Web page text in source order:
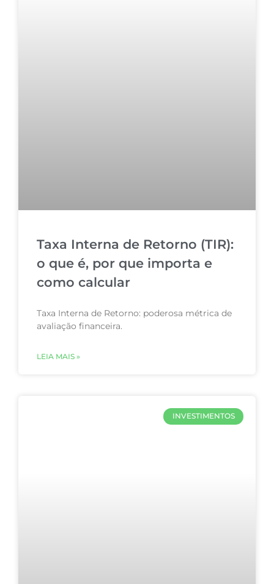
Taxa Interna de Retorno (TIR):
o que é, por que importa e
como calcular
Taxa Interna de Retorno: poderosa métrica de
avaliação financeira.
LEIA MAIS »
INVESTIMENTOS